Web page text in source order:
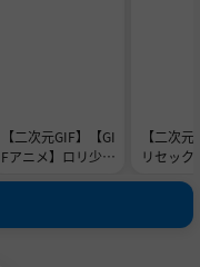
【二次元GIF】【GI
Fアニメ】ロリ少女
【二次
リセック
少女と
ン運動